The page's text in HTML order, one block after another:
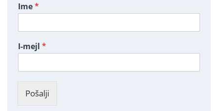
Ime*
I-mejl *
Pošalji